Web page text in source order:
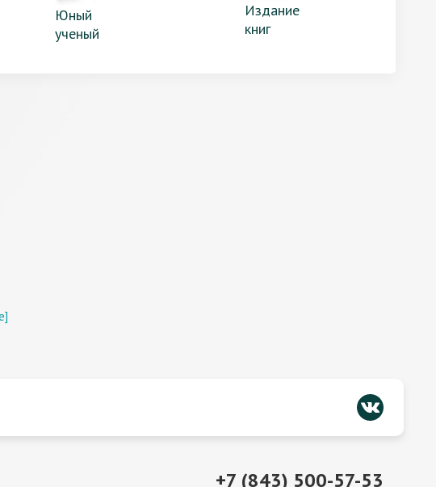
Юный
ученый
Издание
книг
+7 (843) 500-57-53